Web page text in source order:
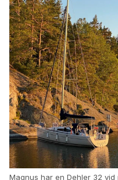
Magnus har en Dehler 32